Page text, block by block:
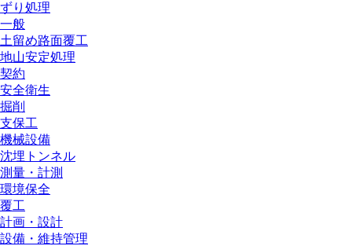
ずり処理
一般
土留め路面覆工
地山安定処理
契約
安全衛生
掘削
支保工
機械設備
沈埋トンネル
測量・計測
環境保全
覆工
計画・設計
設備・維持管理